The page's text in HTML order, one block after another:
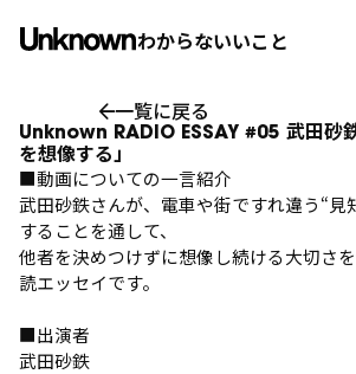
わからないいこと
一覧に戻る
Unknown RADIO ESSAY #05 武田砂
を想像する」
■動画についての一言紹介
武田砂鉄さんが、電車や街ですれ違う“見
することを通して、
他者を決めつけずに想像し続ける大切さ
読エッセイです。
■出演者
武田砂鉄